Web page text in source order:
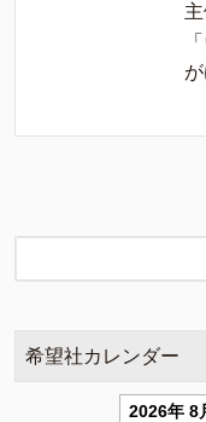
希望社カレンダー
2026年 8